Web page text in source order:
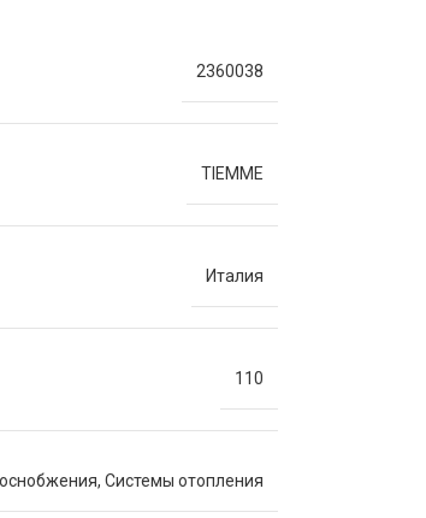
2360038
TIEMME
Италия
110
, Системы отопления